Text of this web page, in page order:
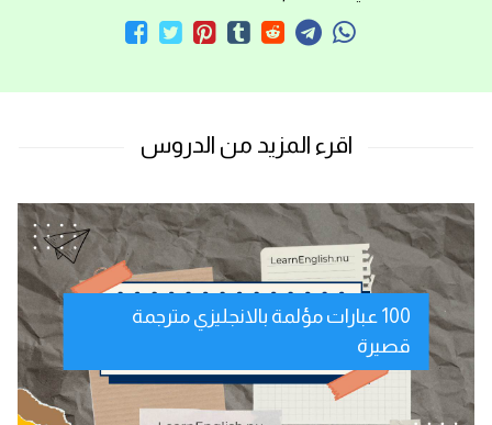
100 عبارات مؤلمة بالانجليزي مترجمة
قصيرة